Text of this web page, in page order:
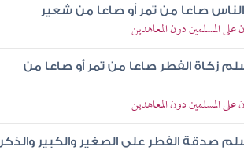
صاعا من تمر أو صاعا من شعير
المسلمين دون المعاهدين
زكاة الفطر صاعا من تمر أو صاعا من
المسلمين دون المعاهدين
صدقة الفطر على الصغير والكبير والذكر